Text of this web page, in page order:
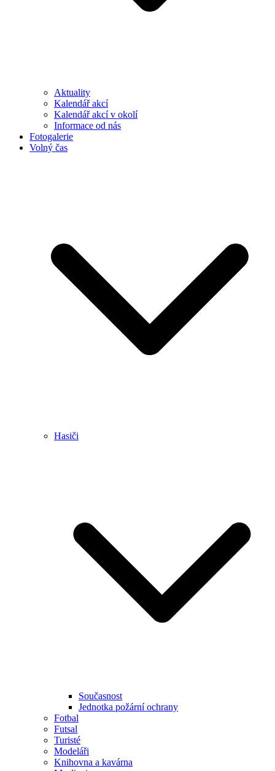
Aktuality
Kalendář akcí
Kalendář akcí v okolí
Informace od nás
Fotogalerie
Volný čas
Hasiči
Současnost
Jednotka požární ochrany
Fotbal
Futsal
Turisté
Modeláři
Knihovna a kavárna